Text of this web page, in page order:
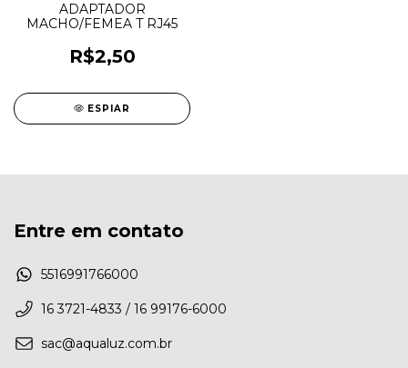
ADAPTADOR
MACHO/FEMEA T RJ45
R$2,50
ESPIAR
Entre em contato
5516991766000
16 3721-4833 / 16 99176-6000
sac@aqualuz.com.br